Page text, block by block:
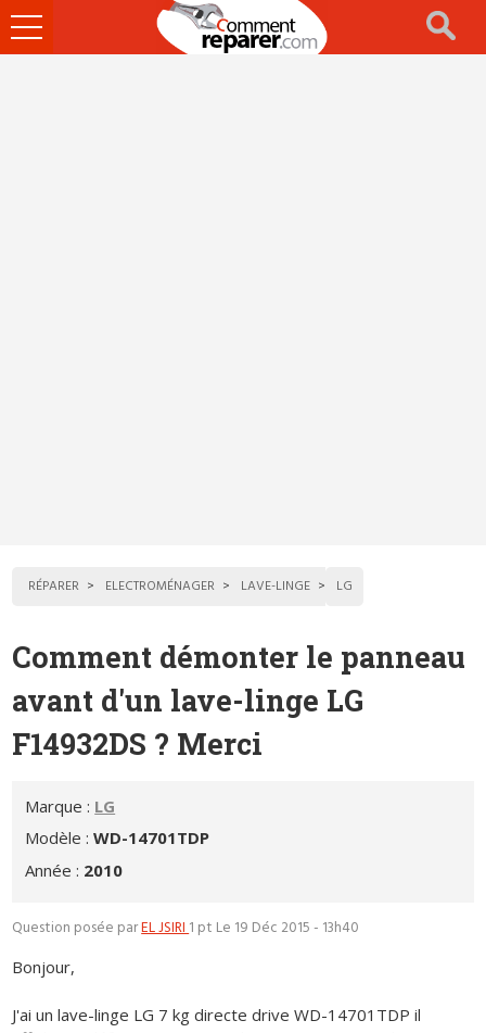
Ouvrir
le
RÉPARER ELECTROMÉNAGER LAVE-LINGE LG
Comment démonter le panneau
avant d'un lave-linge LG
F14932DS ? Merci
Marque : LG
Modèle :WD-14701TDP
Année : 2010
Question posée parEL JSIRI1 pt Le 19 Déc 2015 - 13h40
Bonjour,
J'ai un lave-linge LG 7 kg directe drive WD-14701TDP il